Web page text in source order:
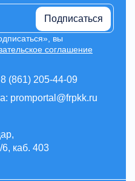
(861) 205-44-09
promportal@frpkk.ru
каб. 403
Подписаться
вы
соглашение